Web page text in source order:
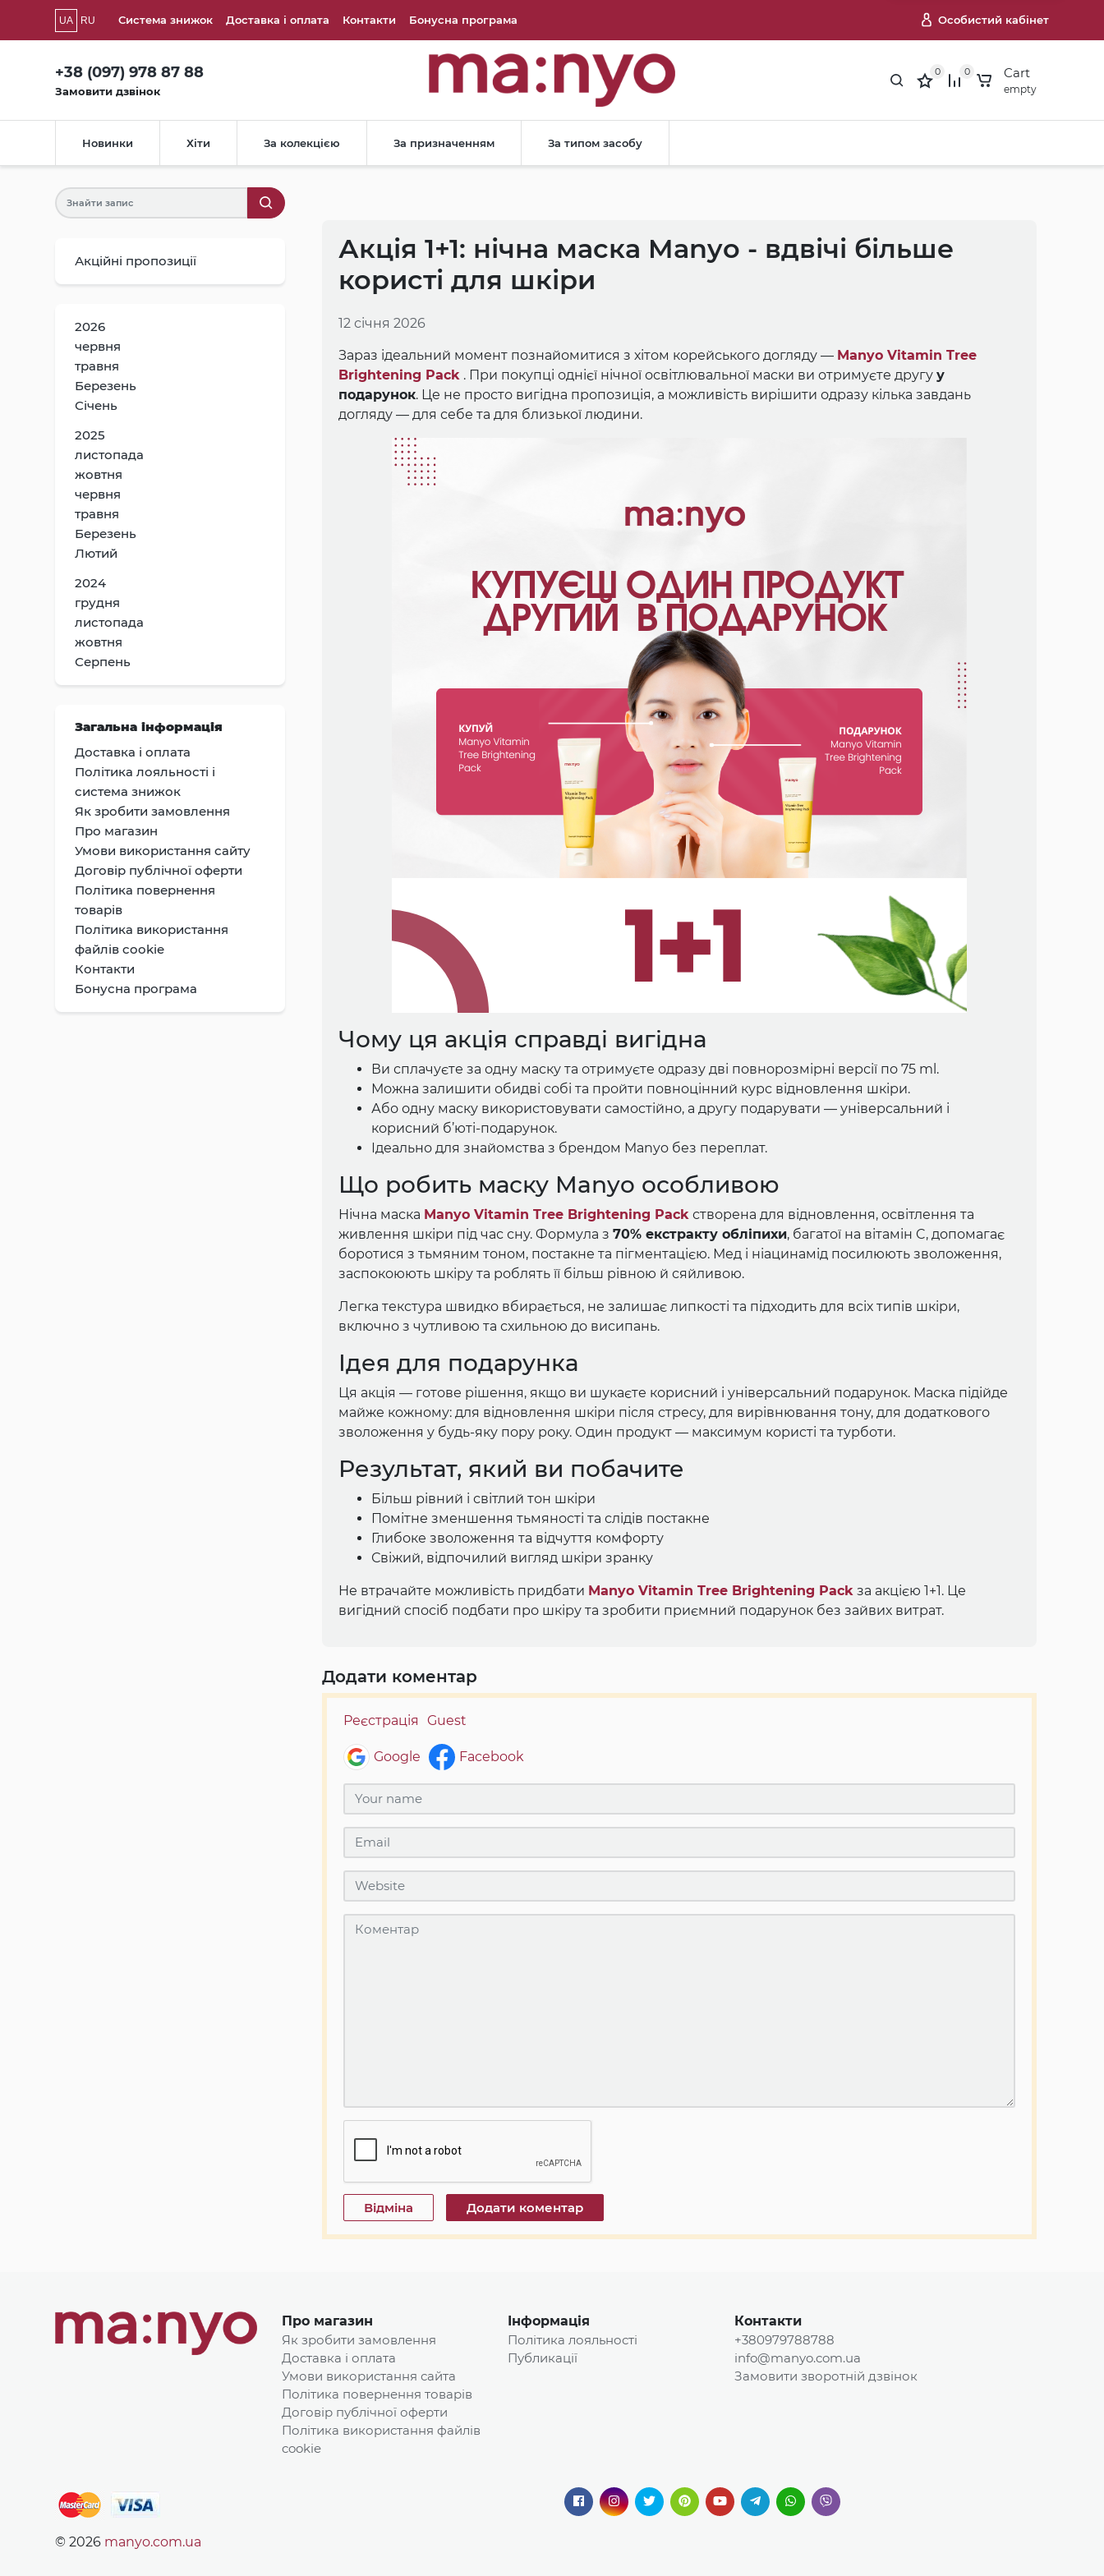
UA RU Система знижок Доставка і оплата Контакти Бонусна програма Особистий кабінет
+38 (097) 978 87 88
Замовити дзвінок
0 0 Cart
empty
Новинки Хіти За колекцією За призначенням За типом засобу
Акційні пропозиції
2026
червня
травня
Березень
Січень
2025
листопада
жовтня
червня
травня
Березень
Лютий
2024
грудня
листопада
жовтня
Серпень
Загальна інформація
Доставка i оплата
Політика лояльності і
система знижок
Як зробити замовлення
Про магазин
Умови використання сайту
Договір публічної оферти
Політика повернення
товарів
Політика використання
файлів cookie
Контакти
Бонусна програма
Акція 1+1: нічна маска Manyo - вдвічі більше
користі для шкіри
12 січня 2026
Зараз ідеальний момент познайомитися з хітом корейського догляду — Manyo Vitamin Tree
Brightening Pack . При покупці однієї нічної освітлювальної маски ви отримуєте другу у
подарунок. Це не просто вигідна пропозиція, а можливість вирішити одразу кілька завдань
догляду — для себе та для близької людини.
Чому ця акція справді вигідна
Ви сплачуєте за одну маску та отримуєте одразу дві повнорозмірні версії по 75 ml.
Можна залишити обидві собі та пройти повноцінний курс відновлення шкіри.
Або одну маску використовувати самостійно, а другу подарувати — універсальний і
корисний б’юті-подарунок.
Ідеально для знайомства з брендом Manyo без переплат.
Що робить маску Manyo особливою
Нічна маска Manyo Vitamin Tree Brightening Pack створена для відновлення, освітлення та
живлення шкіри під час сну. Формула з 70% екстракту обліпихи, багатої на вітамін C, допомагає
боротися з тьмяним тоном, постакне та пігментацією. Мед і ніацинамід посилюють зволоження,
заспокоюють шкіру та роблять її більш рівною й сяйливою.
Легка текстура швидко вбирається, не залишає липкості та підходить для всіх типів шкіри,
включно з чутливою та схильною до висипань.
Ідея для подарунка
Ця акція — готове рішення, якщо ви шукаєте корисний і універсальний подарунок. Маска підійде
майже кожному: для відновлення шкіри після стресу, для вирівнювання тону, для додаткового
зволоження у будь-яку пору року. Один продукт — максимум користі та турботи.
Результат, який ви побачите
Більш рівний і світлий тон шкіри
Помітне зменшення тьмяності та слідів постакне
Глибоке зволоження та відчуття комфорту
Свіжий, відпочилий вигляд шкіри зранку
Не втрачайте можливість придбати Manyo Vitamin Tree Brightening Pack за акцією 1+1. Це
вигідний спосіб подбати про шкіру та зробити приємний подарунок без зайвих витрат.
Додати коментар
Реєстрація Guest
Google Facebook
Про магазин
Як зробити замовлення
Доставка і оплата
Умови використання сайта
Політика повернення товарів
Договір публічної оферти
Політика використання файлів
cookie
Інформація
Політика лояльності
Публикації
Контакти
+380979788788
info@manyo.com.ua
Замовити зворотній дзвінок
© 2026 manyo.com.ua